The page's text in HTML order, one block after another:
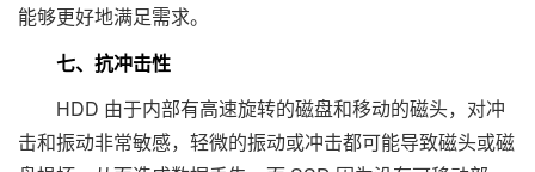
能够更好地满足需求。
七、抗冲击性
HDD 由于内部有高速旋转的磁盘和移动的磁头，对冲
击和振动非常敏感，轻微的振动或冲击都可能导致磁头或磁